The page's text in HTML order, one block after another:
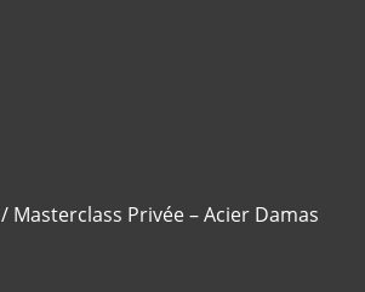
/ Masterclass Privée – Acier Damas